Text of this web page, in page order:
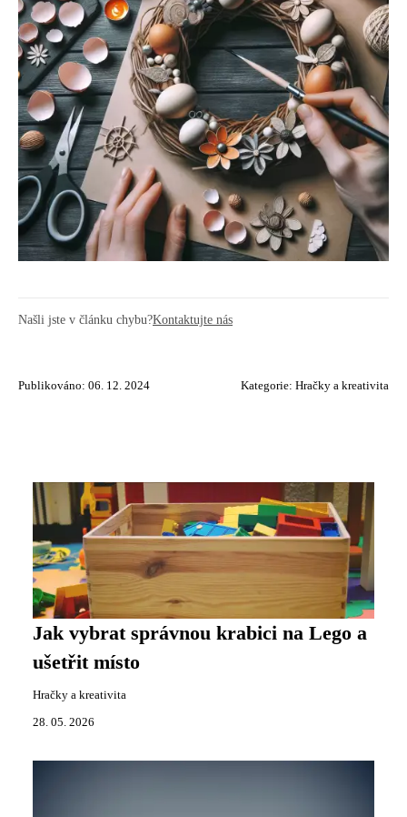
Našli jste v článku chybu?Kontaktujte nás
Publikováno: 06. 12. 2024 Kategorie: Hračky a kreativita
Jak vybrat správnou krabici na Lego a
ušetřit místo
Hračky a kreativita
28. 05. 2026